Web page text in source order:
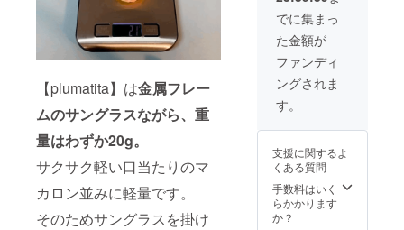
【plumatita】は金属フレー
ムのサングラスながら、重
量はわずか20g。
サクサク軽い口当たりのマ
カロン並みに軽量です。
そのためサングラスを掛け
い。 ※
製造状
況によ
り出荷
時期が
遅れる
ご連絡
致しま
す。
レー
ム：ブ
ラッ
ク レ
ンズ：
ブラッ
ウンド
レー
ム：ブ
ラッ
ク レ
でに集まっ
た金額が
ファンディ
ングされま
す。
支援に関するよ
くある質問
手数料はいく
らかかります
か？